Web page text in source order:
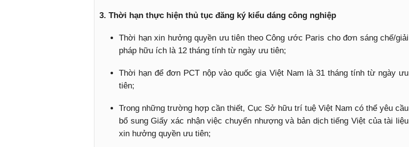
3. Thời hạn thực hiện thủ tục đăng ký kiểu dáng công nghiệp
Thời hạn xin hưởng quyền ưu tiên theo Công ước Paris cho đơn sáng chế/giải
pháp hữu ích là 12 tháng tính từ ngày ưu tiên;
Thời hạn để đơn PCT nộp vào quốc gia Việt Nam là 31 tháng tính từ ngày ưu
tiên;
Trong những trường hợp cần thiết, Cục Sở hữu trí tuệ Việt Nam có thể yêu cầu
bổ sung Giấy xác nhận việc chuyển nhượng và bản dịch tiếng Việt của tài liệu
xin hưởng quyền ưu tiên;